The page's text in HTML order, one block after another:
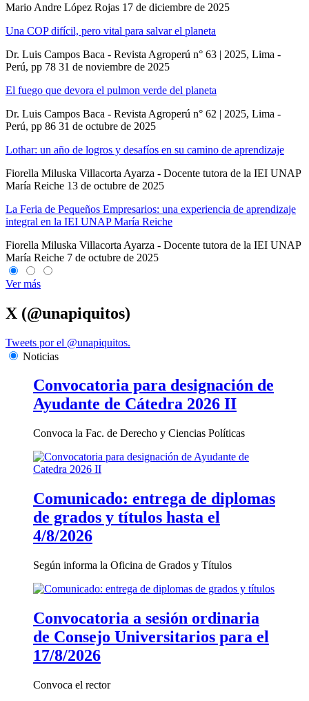
Mario Andre López Rojas 17 de diciembre de 2025
Una COP difícil, pero vital para salvar el planeta
Dr. Luis Campos Baca - Revista Agroperú n° 63 | 2025, Lima -
Perú, pp 78 31 de noviembre de 2025
El fuego que devora el pulmon verde del planeta
Dr. Luis Campos Baca - Revista Agroperú n° 62 | 2025, Lima -
Perú, pp 86 31 de octubre de 2025
Lothar: un año de logros y desafíos en su camino de aprendizaje
Fiorella Miluska Villacorta Ayarza - Docente tutora de la IEI UNAP
María Reiche 13 de octubre de 2025
La Feria de Pequeños Empresarios: una experiencia de aprendizaje
integral en la IEI UNAP María Reiche
Fiorella Miluska Villacorta Ayarza - Docente tutora de la IEI UNAP
María Reiche 7 de octubre de 2025
Ver más
X (@unapiquitos)
Tweets por el @unapiquitos.
Noticias
Convocatoria para designación de
Ayudante de Cátedra 2026 II
Convoca la Fac. de Derecho y Ciencias Políticas
Comunicado: entrega de diplomas
de grados y títulos hasta el
4/8/2026
Según informa la Oficina de Grados y Títulos
Convocatoria a sesión ordinaria
de Consejo Universitarios para el
17/8/2026
Convoca el rector